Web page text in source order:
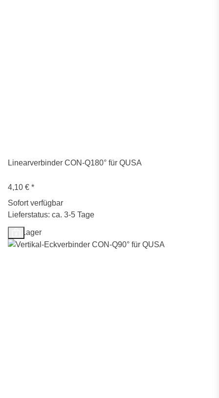
Linearverbinder CON-Q180° für QUSA
4,10 € *
Sofort verfügbar
Lieferstatus: ca. 3-5 Tage
Auf Lager